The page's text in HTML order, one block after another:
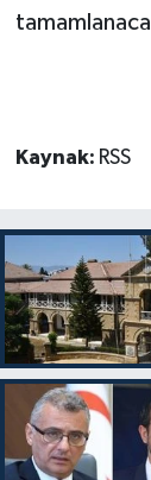
Kaynak: RSS